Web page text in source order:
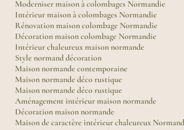
Moderniser maison à colombages Normandie
Intérieur maison à colombages Normandie
Rénovation maison colombage Normandie
Décoration maison colombage Normandie
Intérieur chaleureux maison normande
Style normand décoration
Maison normande contemporaine
Maison normande déco rustique
Maison normande déco rustique
Aménagement intérieur maison normande
Décoration maison normande
Maison de caractère intérieur chaleureux